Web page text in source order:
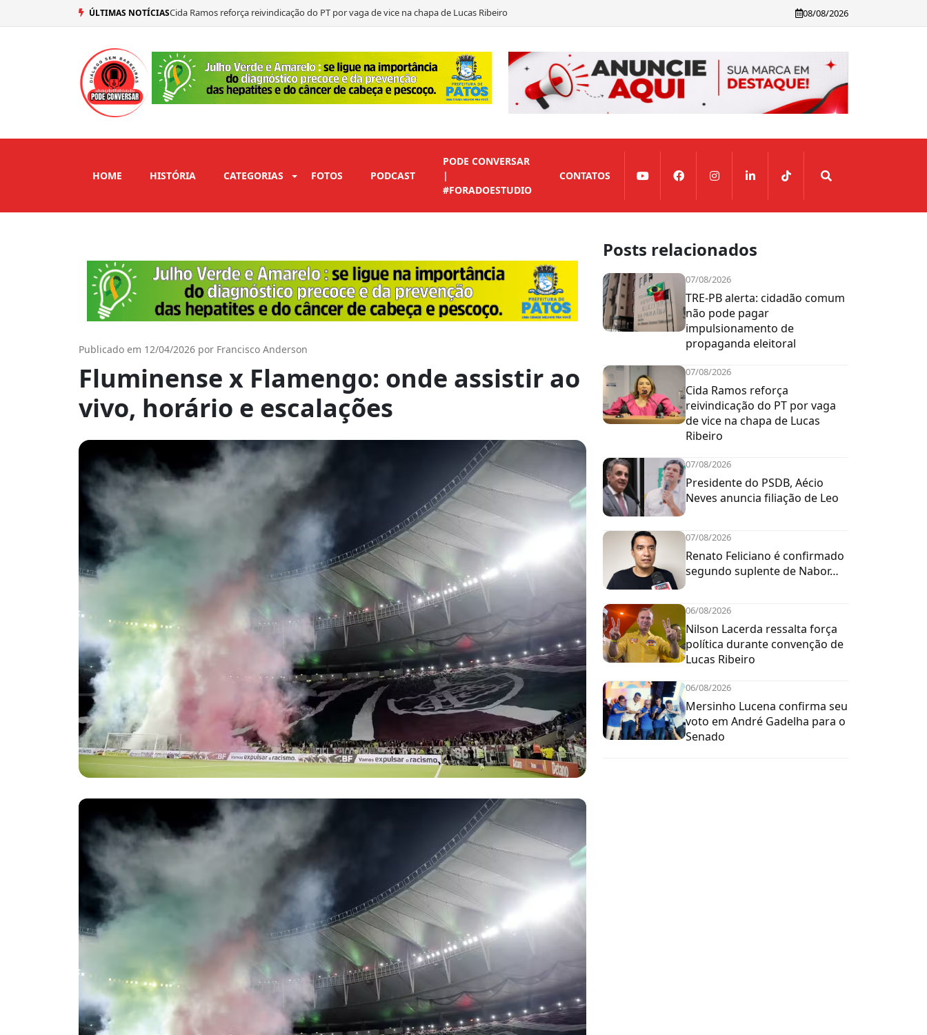
ÚLTIMAS NOTÍCIASCida Ramos reforça reivindicação do PT por vaga de vice na chapa de Lucas Ribeiro
Presidente do PSDB, Aécio Neves anuncia filiação de Leo
Nilson Lacerda ressalta força política durante convenção de Lucas Ribeiro
08/08/2026
HOME HISTÓRIA CATEGORIAS FOTOS PODCAST
PODE CONVERSAR
|
#FORADOESTUDIO
CONTATOS
Publicado em 12/04/2026 por Francisco Anderson
Fluminense x Flamengo: onde assistir ao
vivo, horário e escalações
Posts relacionados
07/08/2026
TRE-PB alerta: cidadão comum
não pode pagar
impulsionamento de
propaganda eleitoral
07/08/2026
Cida Ramos reforça
reivindicação do PT por vaga
de vice na chapa de Lucas
Ribeiro
07/08/2026
Presidente do PSDB, Aécio
Neves anuncia filiação de Leo
07/08/2026
Renato Feliciano é confirmado
segundo suplente de Nabor…
06/08/2026
Nilson Lacerda ressalta força
política durante convenção de
Lucas Ribeiro
06/08/2026
Mersinho Lucena confirma seu
voto em André Gadelha para o
Senado